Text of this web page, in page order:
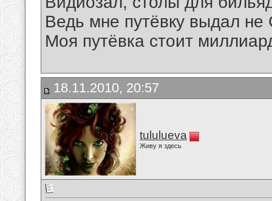
Ведь мне путёвку выдал не
Моя путёвка стоит
18.11.2010, 20:57
tululueva
Живу я здесь